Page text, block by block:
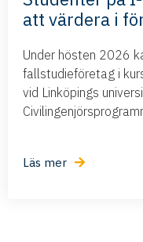
att värdera i
Under hösten 2026
fallstudieföretag i
vid Linköpings
Läs mer